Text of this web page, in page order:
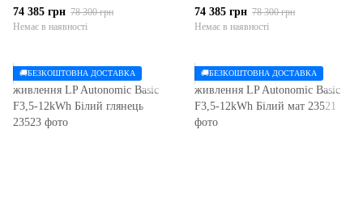
чорний мат
74 385 грн 78 300 грн
Немає в наявності
білий мат
74 385 грн 78 300 грн
Немає в наявності
🚚БЕЗКОШТОВНА ДОСТАВКА 🚚БЕЗКОШТОВНА ДОСТАВКА